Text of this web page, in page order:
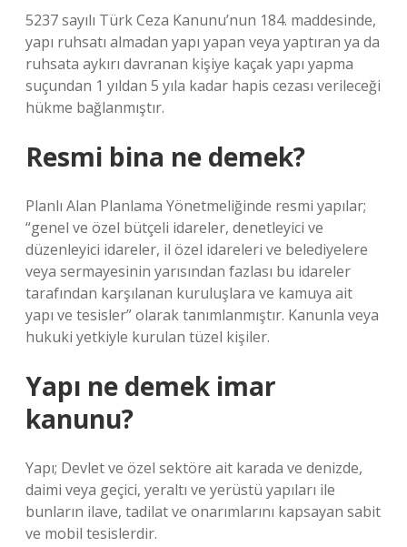
5237 sayılı Türk Ceza Kanunu’nun 184. maddesinde,
yapı ruhsatı almadan yapı yapan veya yaptıran ya da
ruhsata aykırı davranan kişiye kaçak yapı yapma
suçundan 1 yıldan 5 yıla kadar hapis cezası verileceği
hükme bağlanmıştır.
Resmi bina ne demek?
Planlı Alan Planlama Yönetmeliğinde resmi yapılar;
“genel ve özel bütçeli idareler, denetleyici ve
düzenleyici idareler, il özel idareleri ve belediyelere
veya sermayesinin yarısından fazlası bu idareler
tarafından karşılanan kuruluşlara ve kamuya ait
yapı ve tesisler” olarak tanımlanmıştır. Kanunla veya
hukuki yetkiyle kurulan tüzel kişiler.
Yapı ne demek imar
kanunu?
Yapı; Devlet ve özel sektöre ait karada ve denizde,
daimi veya geçici, yeraltı ve yerüstü yapıları ile
bunların ilave, tadilat ve onarımlarını kapsayan sabit
ve mobil tesislerdir.